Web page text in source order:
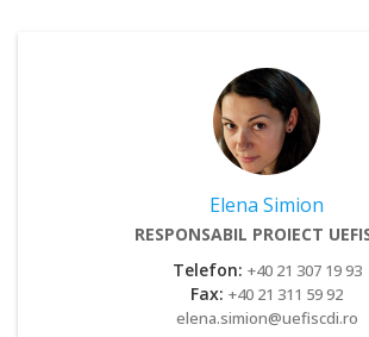
Elena Simion
RESPONSABIL PROIECT
Telefon: +40 21 307 19 93
Fax: +40 21 311 59 92
elena.simion@uefiscdi.ro